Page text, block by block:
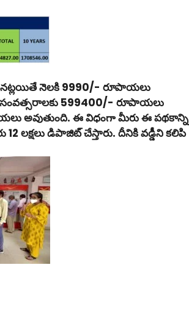
నెలకి 9990/- రూపాయలు
సంవత్సరాలకు 599400/- రూపాయలు
అవుతుంది. ఈ విధంగా మీరు ఈ పథకాన్ని
లక్షలు డిపాజిట్ చేస్తారు. దీనికి వడ్డీని కలిపి